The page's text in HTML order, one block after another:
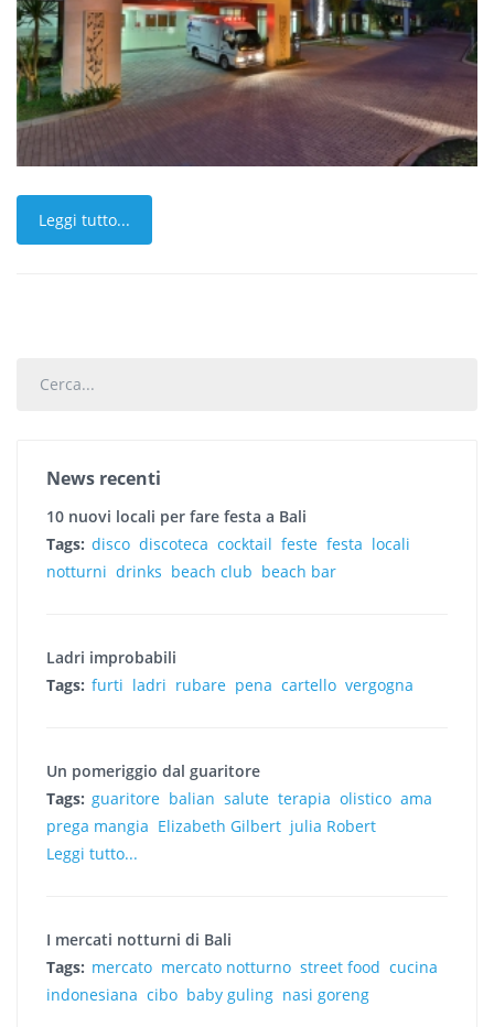
Leggi tutto...
News recenti
10 nuovi locali per fare festa a Bali
Tags: disco discoteca cocktail feste festa locali
notturni drinks beach club beach bar
Ladri improbabili
Tags: furti ladri rubare pena cartello vergogna
Un pomeriggio dal guaritore
Tags: guaritore balian salute terapia olistico ama
prega mangia Elizabeth Gilbert julia Robert
Leggi tutto...
I mercati notturni di Bali
Tags: mercato mercato notturno street food cucina
indonesiana cibo baby guling nasi goreng